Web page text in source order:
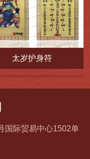
太岁护身符
国际贸易中心1502单